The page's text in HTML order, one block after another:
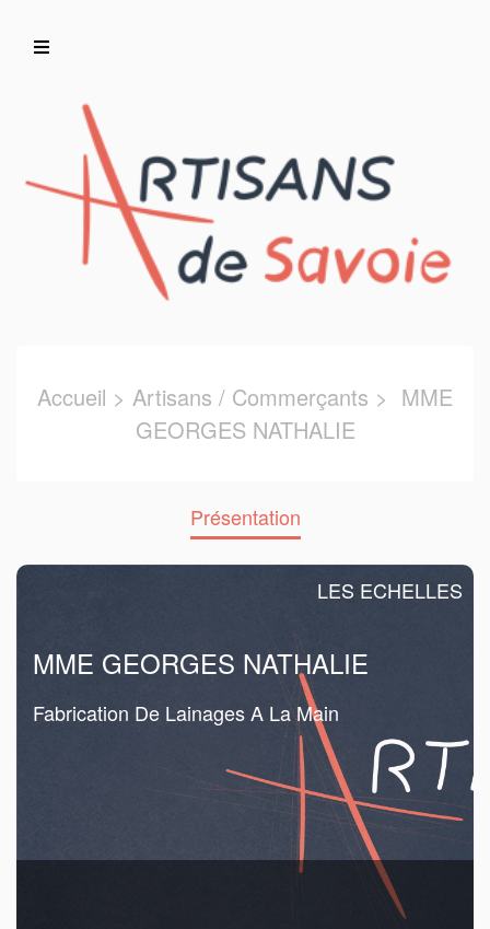
Accueil
Artisans/Commerçants
Accueil > Artisans / Commerçants > MME
GEORGES NATHALIE
Présentation
MME GEORGES NATHALIE
Fabrication De Lainages A La Main
LES ECHELLES